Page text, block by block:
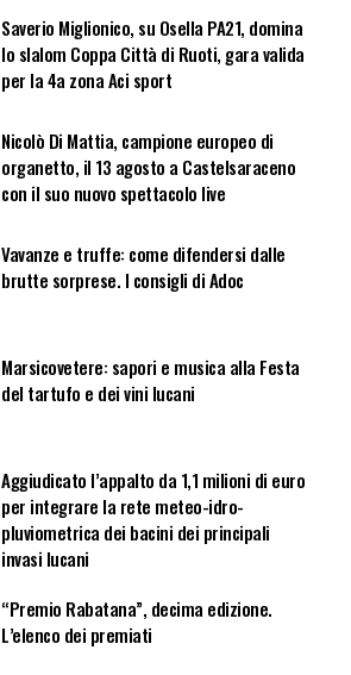
Saverio Miglionico, su Osella PA21, domina
lo slalom Coppa Città di Ruoti, gara valida
per la 4a zona Aci sport
Nicolò Di Mattia, campione europeo di
organetto, il 13 agosto a Castelsaraceno
con il suo nuovo spettacolo live
Vavanze e truffe: come difendersi dalle
brutte sorprese. I consigli di Adoc
Marsicovetere: sapori e musica alla Festa
del tartufo e dei vini lucani
Aggiudicato l’appalto da 1,1 milioni di euro
per integrare la rete meteo-idro-
pluviometrica dei bacini dei principali
invasi lucani
“Premio Rabatana”, decima edizione.
L’elenco dei premiati